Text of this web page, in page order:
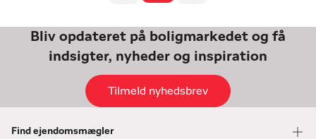
Bliv opdateret på boligmarkedet og få
indsigter, nyheder og inspiration
Tilmeld nyhedsbrev
Find ejendomsmægler